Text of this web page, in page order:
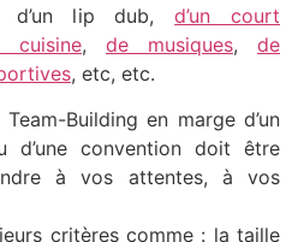
d’un lip dub,d’un court
, de musiques, de
, etc, etc.
Building en marge d’un
d’une convention doit être
à vos attentes, à vos
critères comme : la taille